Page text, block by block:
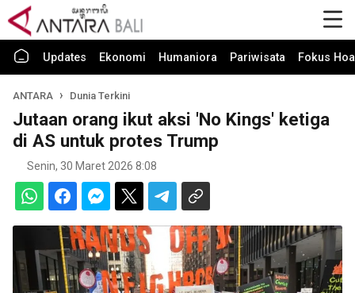
Updates Ekonomi Humaniora Pariwisata Fokus
ANTARA Dunia Terkini
Jutaan orang ikut aksi 'No Kings' ketiga
di AS untuk protes Trump
Senin, 30 Maret 2026 8:08